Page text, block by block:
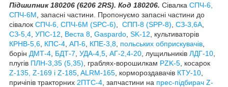
Підшипник 180206 (6206 2RS). Код 180206. Сівалка СПЧ-6,
СПЧ-6М , запасні частини. Пропонуємо запасні частини до
сівалок СПЧ-6, СПЧ-6М (SPС-6) СПП-8 (SPP-8) СЗ-3,6А
СЗ-5,4 УПС-12 Веста 8 Gaspardo SK-12 , культиваторів
КРНВ-5,6 КПС-4 АП-6 КПЕ-3,8 польських обприскувачів
борін ДМТ-4 БДТ-7 УДА-4,5 АГ-2,4-20 , лущильників ЛДГ-10
плугів ПЛН-3,35 (5,35) , граблях-ворошилкам PZK-5 , косарок
Z-135, Z-169 і Z-185 ALRM-165 , кормороздавачів КТУ-10
причіпів тракторних 2ПТС-4 , запчастини на прес-підбирач Z-